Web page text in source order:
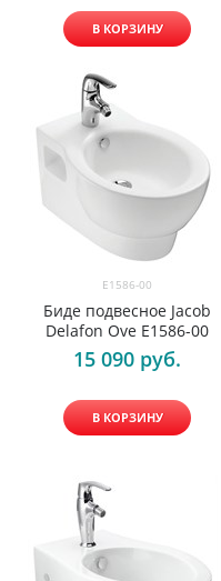
В КОРЗИНУ
E1586-00
Биде подвесное Jacob
Delafon Ove E1586-00
15 090 руб.
В КОРЗИНУ